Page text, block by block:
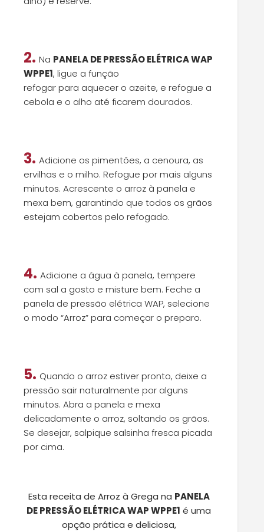
2.Na PANELA DE PRESSÃO ELÉTRICA WAP
WPPE1,ligue a função
refogarpara aquecer o azeite, e refogue a
cebola e o alho até ficarem dourados.
3.Adicione os pimentões, a cenoura, as
ervilhas e o milho. Refogue pormais alguns
minutos. Acrescente o arroz à panela e
mexa bem, garantindo que todos os grãos
estejam cobertos pelo refogado.
4.Adicione a água à panela, tempere
com sal a gosto e misture bem. Feche a
panela de pressão elétrica WAP, selecione
o modo “Arroz”para começar o preparo.
5. Quando o arroz estiver pronto, deixe a
pressão sair naturalmente por alguns
minutos. Abra a panela e mexa
delicadamente o arroz, soltando os grãos.
Se desejar, salpique salsinha fresca picada
por cima.
Esta receita de Arroz à Grega na PANELA
DE PRESSÃO ELÉTRICA WAP WPPE1 é uma
opção prática e deliciosa,